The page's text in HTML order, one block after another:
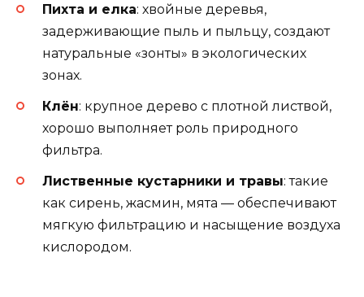
Пихта и елка: хвойные деревья,
задерживающие пыль и пыльцу, создают
натуральные «зонты» в экологических
зонах.
Клён: крупное дерево с плотной листвой,
хорошо выполняет роль природного
фильтра.
Лиственные кустарники и травы: такие
как сирень, жасмин, мята — обеспечивают
мягкую фильтрацию и насыщение воздуха
кислородом.